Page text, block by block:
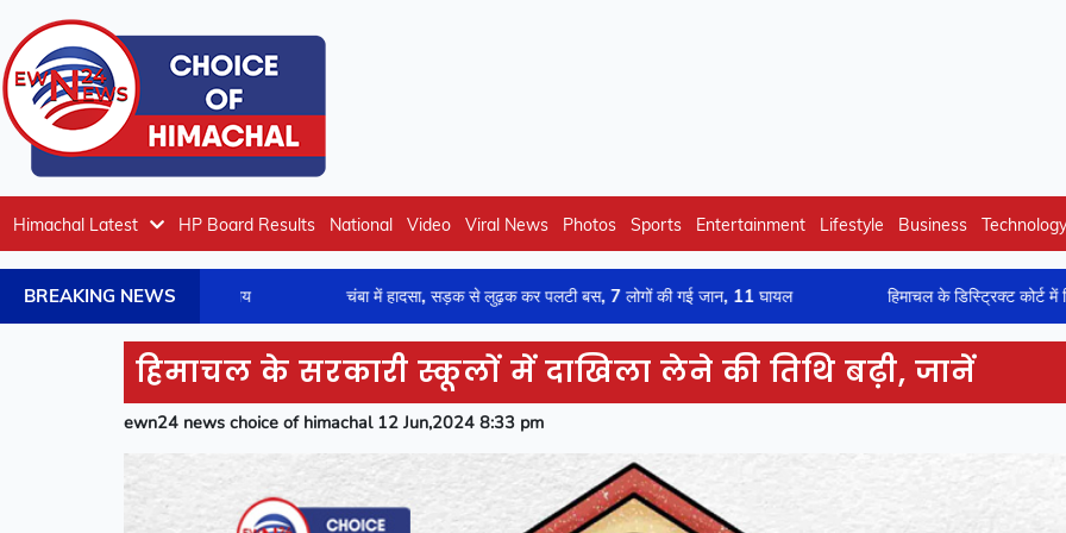
Himachal Latest HP Board Results National Video Viral News Photos Sports Entertainment Lifestyle Business Technology
BREAKING NEWS
माह का डेडलाइन तय चंबा में हादसा, सड़क से लुढ़क कर पलटी बस, 7 लोगों की गई जान, 11 घायल हिमाचल के डिस्ट्रिक्ट कोर्ट में निकली भर्ती,
हिमाचल के सरकारी स्कूलों में दाखिला लेने की तिथि बढ़ी, जानें
ewn24 news choice of himachal 12 Jun,2024 8:33 pm